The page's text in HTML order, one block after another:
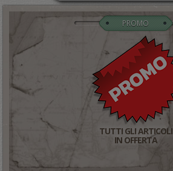
PROMO
TUTTI GLI ARTICOLI
IN OFFERTA